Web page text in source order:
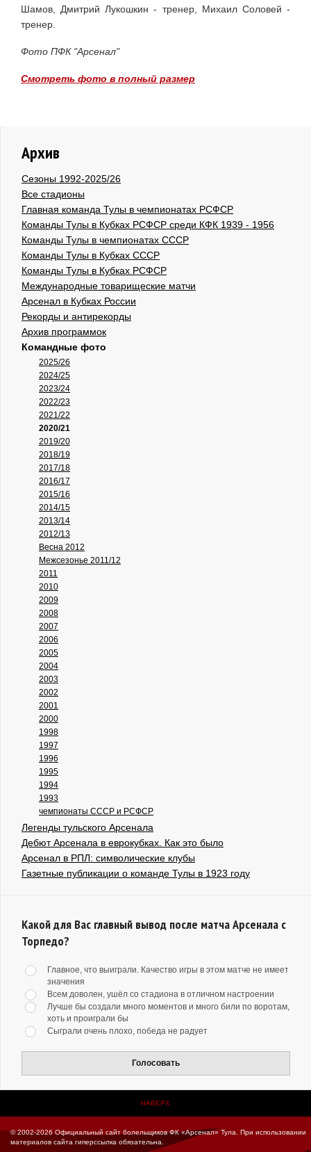
Шамов, Дмитрий Лукошкин - тренер, Михаил Соловей -
тренер.
Фото ПФК "Арсенал"
Смотреть фото в полный размер
Архив
Сезоны 1992-2025/26
Все стадионы
Главная команда Тулы в чемпионатах РСФСР
Команды Тулы в Кубках РСФСР среди КФК 1939 - 1956
Команды Тулы в чемпионатах СССР
Команды Тулы в Кубках СССР
Команды Тулы в Кубках РСФСР
Международные товарищеские матчи
Арсенал в Кубках России
Рекорды и антирекорды
Архив программок
Командные фото
2025/26
2024/25
2023/24
2022/23
2021/22
2020/21
2019/20
2018/19
2017/18
2016/17
2015/16
2014/15
2013/14
2012/13
Весна 2012
Межсезонье 2011/12
2011
2010
2009
2008
2007
2006
2005
2004
2003
2002
2001
2000
1998
1997
1996
1995
1994
1993
чемпионаты СССР и РСФСР
Легенды тульского Арсенала
Дебют Арсенала в еврокубках. Как это было
Арсенал в РПЛ: символические клубы
Газетные публикации о команде Тулы в 1923 году
Какой для Вас главный вывод после матча Арсенала с
Торпедо?
Главное, что выиграли. Качество игры в этом матче не имеет
значения
Всем доволен, ушёл со стадиона в отличном настроении
Лучше бы создали много моментов и много били по воротам,
хоть и проиграли бы
Сыграли очень плохо, победа не радует
Голосовать
НАВЕРХ
© 2002-2026 Официальный сайт болельщиков ФК «Арсенал» Тула.
При использовании
материалов сайта гиперссылка обязательна.